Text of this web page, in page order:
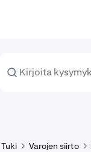
Tuki Varojen siirto